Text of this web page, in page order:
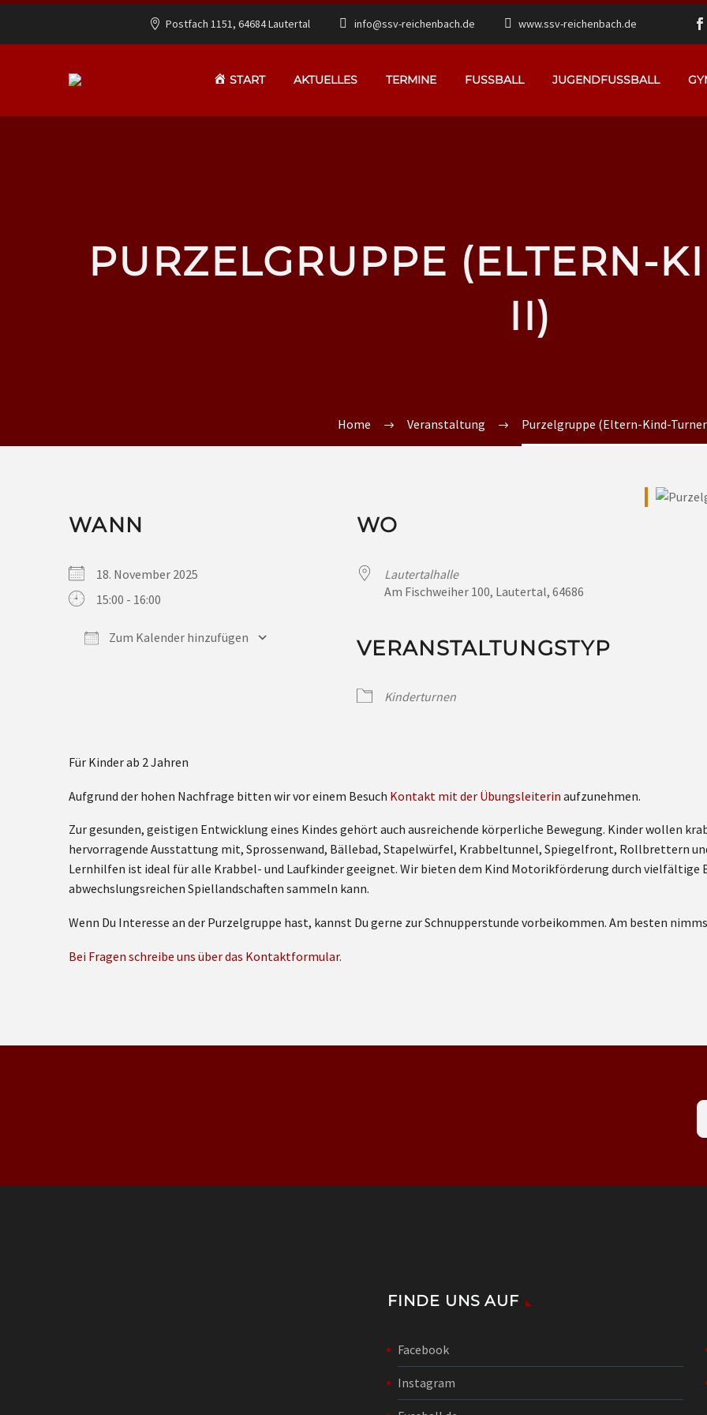
Postfach 1151, 64684 Lautertal info@ssv-reichenbach.de www.ssv-reichenbach.de
START AKTUELLES TERMINE FUSSBALL JUGENDFUSSBALL
PURZELGRUPPE (ELTERN-
II)
Home Veranstaltung Purzelgruppe (Eltern-Kind-
WANN
18. November 2025
15:00 - 16:00
Zum Kalender hinzufügen
WO
Lautertalhalle
Am Fischweiher 100, Lautertal, 64686
VERANSTALTUNGSTYP
Kinderturnen
Für Kinder ab 2 Jahren
Aufgrund der hohen Nachfrage bitten wir vor einem Besuch Kontakt mit der Übungsleiterin aufzunehmen.
Zur gesunden, geistigen Entwicklung eines Kindes gehört auch ausreichende körperliche Bewegung. Kinder wollen
hervorragende Ausstattung mit, Sprossenwand, Bällebad, Stapelwürfel, Krabbeltunnel, Spiegelfront, Rollbrettern
Lernhilfen ist ideal für alle Krabbel- und Laufkinder geeignet. Wir bieten dem Kind Motorikförderung durch vielfältige
abwechslungsreichen Spiellandschaften sammeln kann.
Wenn Du Interesse an der Purzelgruppe hast, kannst Du gerne zur Schnupperstunde vorbeikommen. Am besten
Bei Fragen schreibe uns über das Kontaktformular.
FINDE UNS AUF
Facebook
Instagram